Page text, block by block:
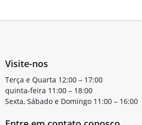
Visite-nos
Terça e Quarta 12:00 – 17:00
quinta-feira 11:00 – 18:00
Sexta, Sábado e Domingo 11:00 – 16:00